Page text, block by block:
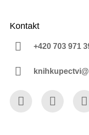
Kontakt
+420 703 971